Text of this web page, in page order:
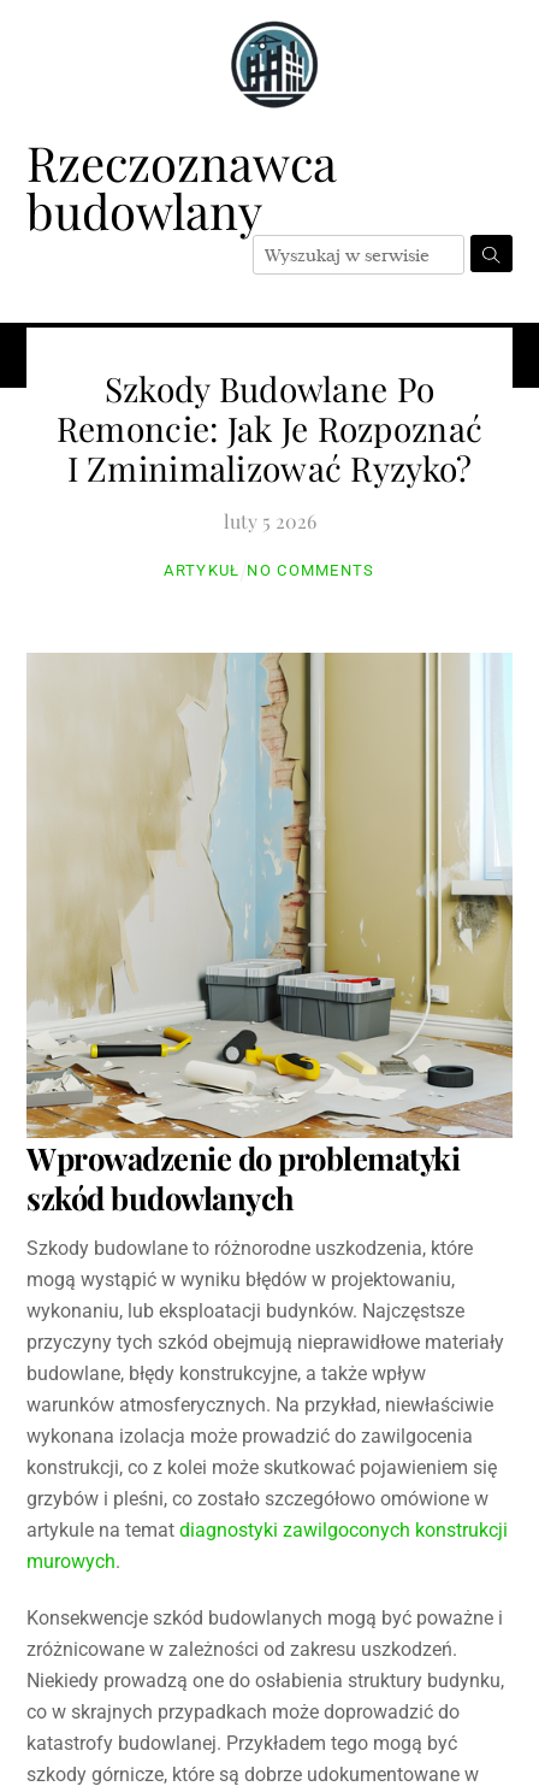
Rzeczoznawca
budowlany
Szkody Budowlane Po
Remoncie: Jak Je Rozpoznać
I Zminimalizować Ryzyko?
luty 5 2026
ARTYKUŁ NO COMMENTS
Wprowadzenie do problematyki
szkód budowlanych
Szkody budowlane to różnorodne uszkodzenia, które
mogą wystąpić w wyniku błędów w projektowaniu,
wykonaniu, lub eksploatacji budynków. Najczęstsze
przyczyny tych szkód obejmują nieprawidłowe materiały
budowlane, błędy konstrukcyjne, a także wpływ
warunków atmosferycznych. Na przykład, niewłaściwie
wykonana izolacja może prowadzić do zawilgocenia
konstrukcji, co z kolei może skutkować pojawieniem się
grzybów i pleśni, co zostało szczegółowo omówione w
artykule na tematdiagnostyki zawilgoconych konstrukcji
murowych.
Konsekwencje szkód budowlanych mogą być poważne i
zróżnicowane w zależności od zakresu uszkodzeń.
Niekiedy prowadzą one do osłabienia struktury budynku,
co w skrajnych przypadkach może doprowadzić do
katastrofy budowlanej. Przykładem tego mogą być
szkody górnicze, które są dobrze udokumentowane w